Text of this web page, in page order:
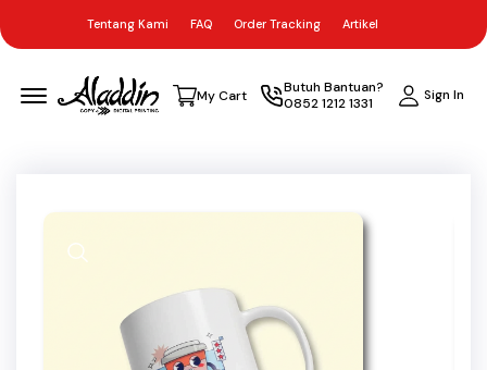
Tentang Kami FAQ Order Tracking Artikel
Menu Open
My Cart
Butuh Bantuan?
0852 1212 1331
Sign In